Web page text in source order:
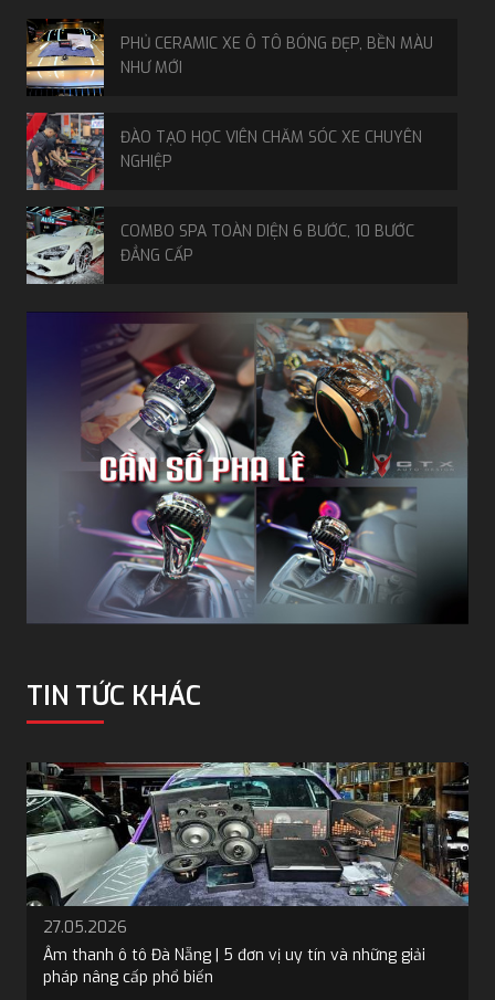
PHỦ CERAMIC XE Ô TÔ BÓNG ĐẸP, BỀN MÀU
NHƯ MỚI
ĐÀO TẠO HỌC VIÊN CHĂM SÓC XE CHUYÊN
NGHIỆP
COMBO SPA TOÀN DIỆN 6 BƯỚC, 10 BƯỚC
ĐẲNG CẤP
TIN TỨC KHÁC
19.05.2026
Bọc trần ô tô tại Đà Nẵng: 5 địa chỉ và 4 loại vật liệu phổ
biến